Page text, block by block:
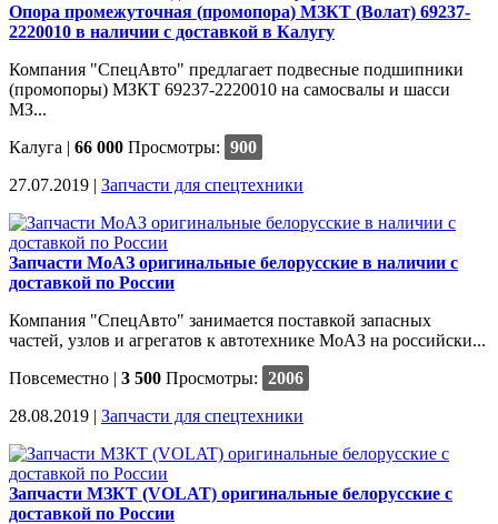
Опора промежуточная (промопора) МЗКТ (Волат) 69237-
2220010 в наличии с доставкой в Калугу
Компания "СпецАвто" предлагает подвесные подшипники
(промопоры) МЗКТ 69237-2220010 на самосвалы и шасси
МЗ...
Калуга | 66 000 Просмотры: 900
27.07.2019 | Запчасти для спецтехники
Запчасти МоАЗ оригинальные белорусские в наличии с
доставкой по России
Компания "СпецАвто" занимается поставкой запасных
частей, узлов и агрегатов к автотехнике МоАЗ на российски...
Повсеместно | 3 500 Просмотры: 2006
28.08.2019 | Запчасти для спецтехники
Запчасти МЗКТ (VOLAT) оригинальные белорусские с
доставкой по России